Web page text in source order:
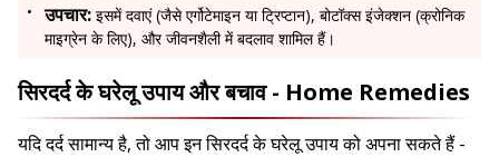
उपचार: इसमें दवाएं (जैसे एर्गोटेमाइन या ट्रिप्टान), बोटॉक्स इंजेक्शन (क्रोनिक
माइग्रेन के लिए), और जीवनशैली में बदलाव शामिल हैं।
सिरदर्द के घरेलू उपाय और बचाव - Home Remedies
यदि दर्द सामान्य है, तो आप इन सिरदर्द के घरेलू उपाय को अपना सकते हैं -